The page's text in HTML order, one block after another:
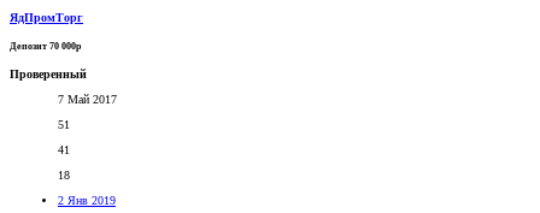
ЯдПромТорг
Депозит 70 000р
Проверенный
7 Май 2017
51
41
18
2 Янв 2019